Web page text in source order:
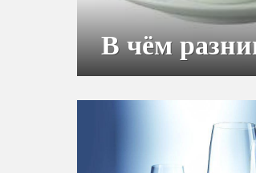
В чём